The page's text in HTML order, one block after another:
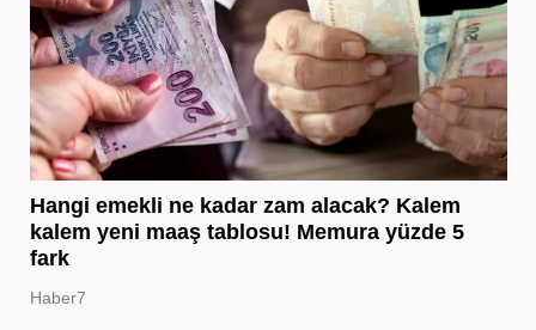
Hangi emekli ne kadar zam alacak? Kalem
kalem yeni maaş tablosu! Memura yüzde 5
fark
Haber7